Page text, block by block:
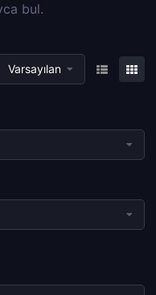
bul.
Varsayılan